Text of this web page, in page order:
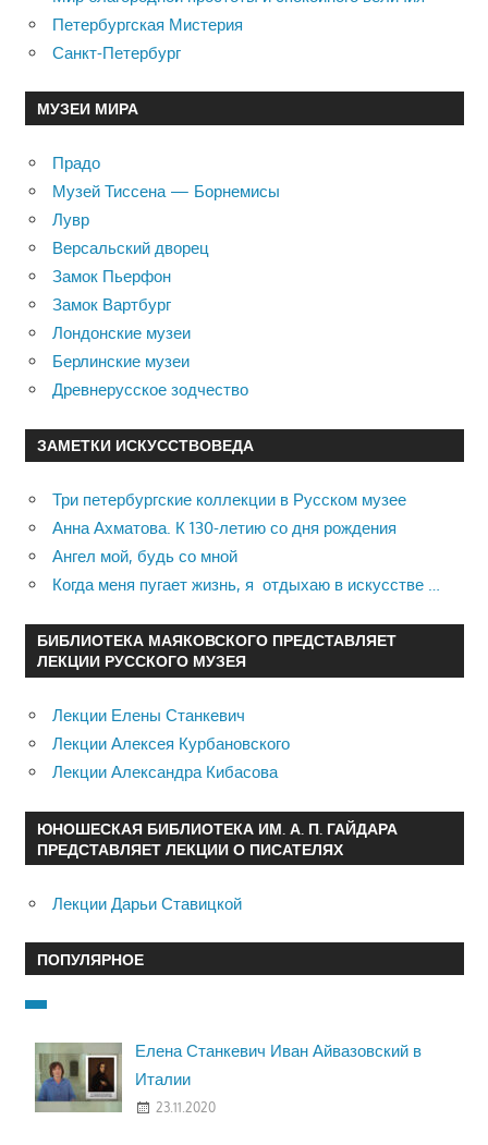
Петербургская Мистерия
Санкт-Петербург
МУЗЕИ МИРА
Прадо
Музей Тиссена — Борнемисы
Лувр
Версальский дворец
Замок Пьерфон
Замок Вартбург
Лондонские музеи
Берлинские музеи
Древнерусское зодчество
ЗАМЕТКИ ИСКУССТВОВЕДА
Три петербургские коллекции в Русском музее
Анна Ахматова. К 130-летию со дня рождения
Ангел мой, будь со мной
Когда меня пугает жизнь, я отдыхаю в искусстве …
БИБЛИОТЕКА МАЯКОВСКОГО ПРЕДСТАВЛЯЕТ
ЛЕКЦИИ РУССКОГО МУЗЕЯ
Лекции Елены Станкевич
Лекции Алексея Курбановского
Лекции Александра Кибасова
ЮНОШЕСКАЯ БИБЛИОТЕКА ИМ. А. П. ГАЙДАРА
ПРЕДСТАВЛЯЕТ ЛЕКЦИИ О ПИСАТЕЛЯХ
Лекции Дарьи Ставицкой
ПОПУЛЯРНОЕ
Елена Станкевич Иван Айвазовский в
Италии
23.11.2020